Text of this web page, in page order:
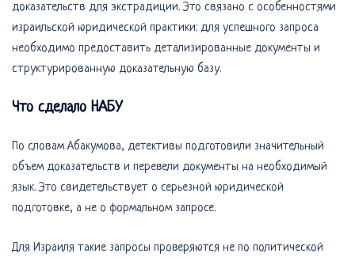
доказательств для экстрадиции. Это связано с особенностями
израильской юридической практики: для успешного запроса
необходимо предоставить детализированные документы и
структурированную доказательную базу.
Что сделало НАБУ
По словам Абакумова, детективы подготовили значительный
объем доказательств и перевели документы на необходимый
язык. Это свидетельствует о серьезной юридической
подготовке, а не о формальном запросе.
Для Израиля такие запросы проверяются не по политической